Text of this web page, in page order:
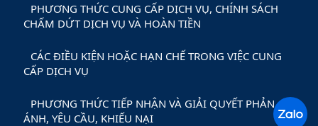
PHƯƠNG THỨC CUNG CẤP DỊCH VỤ, CHÍNH SÁCH
CHẤM DỨT DỊCH VỤ VÀ HOÀN TIỀN
CÁC ĐIỀU KIỆN HOẶC HẠN CHẾ TRONG VIỆC CUNG
CẤP DỊCH VỤ
PHƯƠNG THỨC TIẾP NHẬN VÀ GIẢI QUYẾT PHẢN
ÁNH, YÊU CẦU, KHIẾU NẠI